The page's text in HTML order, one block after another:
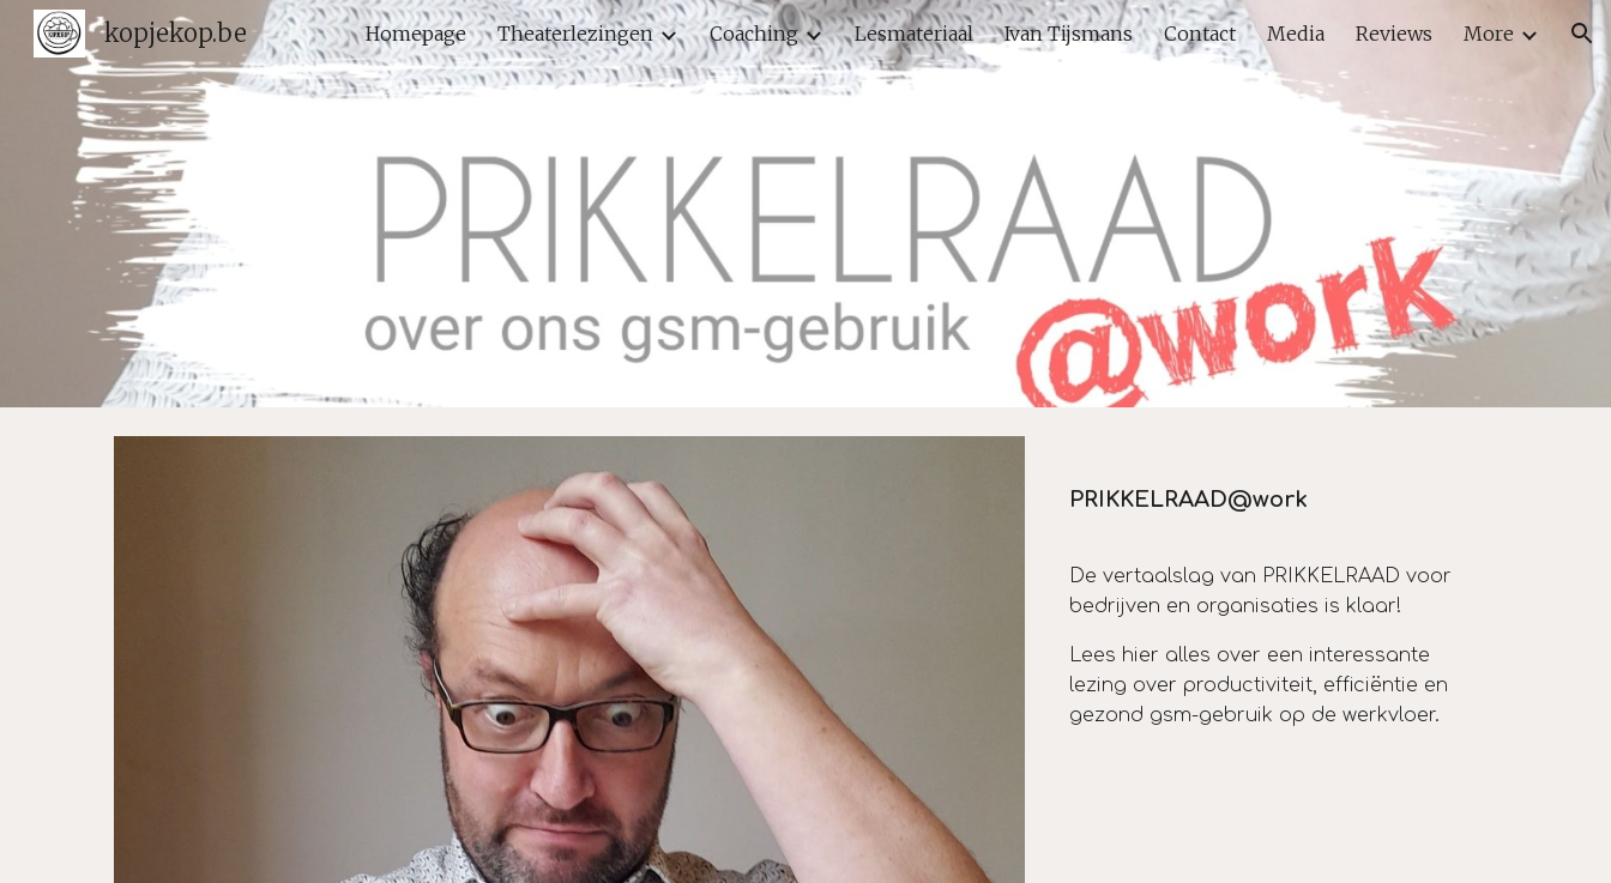
Skip to main content Skip to navigation
kopjekop.be Homepage Theaterlezingen Coaching Lesmateriaal Ivan Tijsmans Contact Media Reviews More
PRIKKELRAAD@work
De vertaalslag van PRIKKELRAAD voor
bedrijven en organisaties is klaar!
Lees hier alles over een interessante
lezing over productiviteit, efficiëntie en
gezond gsm-gebruik op de werkvloer.